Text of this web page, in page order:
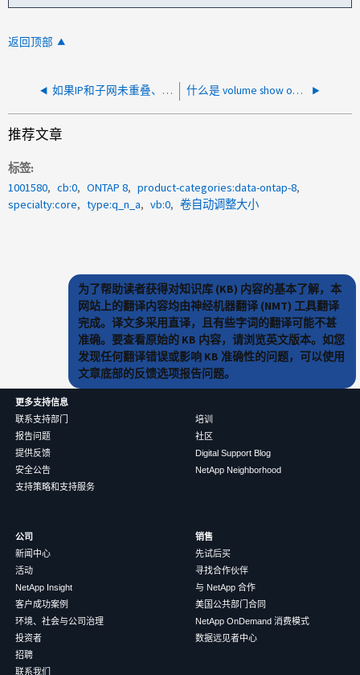
返回顶部
如果IP和子网未重叠、则集群模式Data ONTAP 中的IP空间的用例是什么？ 什么是 volume show option Is Directory Index Transfer Enabled，此设置控制什么？
推荐文章
标签
1001580
cb:0 ONTAP 8
product-categories:data-ontap-8
specialty:core
type:q_n_a vb:0 卷自动调整大小
为了帮助读者获得对知识库 (KB) 内容的基本了解，本
网站上的翻译内容均由神经机器翻译 (NMT) 工具翻译
完成。译文多采用直译，且有些字词的翻译可能不甚
准确。要查看原始的 KB 内容，请浏览英文版本。如您
发现任何翻译错误或影响 KB 准确性的问题，可以使用
文章底部的反馈选项报告问题。
更多支持信息
联系支持部门
报告问题
提供反馈
安全公告
支持策略和支持服务
培训
社区
Digital Support Blog
NetApp Neighborhood
公司
新闻中心
活动
NetApp Insight
客户成功案例
环境、社会与公司治理
投资者
招聘
联系我们
销售
先试后买
寻找合作伙伴
与 NetApp 合作
美国公共部门合同
NetApp OnDemand 消费模式
数据远见者中心